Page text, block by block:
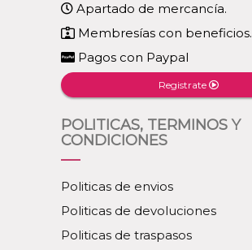
Apartado de mercancía.
Membresías con beneficios.
Pagos con Paypal
Registrate
POLITICAS, TERMINOS Y
CONDICIONES
Politicas de envios
Politicas de devoluciones
Politicas de traspasos